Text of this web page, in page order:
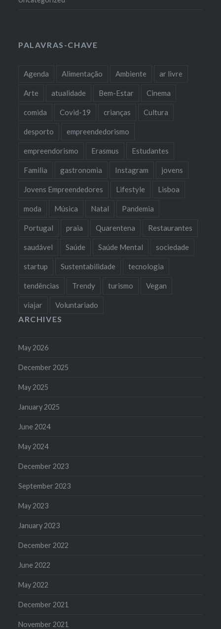
PALAVRAS-CHAVE
Agenda Alimentação Ambiente ar livre
Arte atualidade Bem-Estar Cinema
comida Covid-19 crianças Cultura
desporto empreendedorismo
empreendorismo Erasmus Estudantes
Familia gastronomia Instagram jovens
Jovens Empreendedores Lifestyle Lisboa
moda Música Natal Pandemia
Portugal praia Quarentena Restaurantes
saudável Saúde Saúde Mental sociedade
startup Sustentabilidade tecnologia
tendências Trendy turismo Vegan
viajar Voluntariado
ARCHIVES
May 2026
December 2025
May 2025
January 2025
June 2024
May 2024
December 2023
September 2023
May 2023
January 2023
December 2022
June 2022
May 2022
December 2021
November 2021